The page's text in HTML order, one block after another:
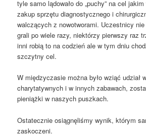
tyle samo lądowało do „puchy” na cel
zakup sprzętu diagnostycznego i
walczących z nowotworami. Uczestnicy
grali po wiele razy, niektórzy pierwszy raz
inni robią to na codzień ale w tym dniu
szczytny cel.
W międzyczasie można było wziąć udział
charytatywnych i w innych zabawach,
pieniążki w naszych puszkach.
Ostatecznie osiągnęliśmy wynik, którym
zaskoczeni.